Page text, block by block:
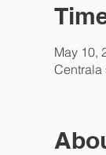
May 10,
Centrala